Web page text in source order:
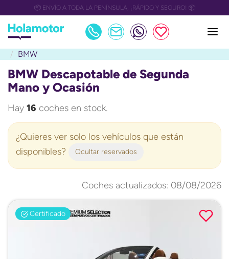
📅 OULET Grupo Safamotor hasta 15.000€ descuento📅
BMW
BMW Descapotable de Segunda
Mano y Ocasión
Hay 16 coches en stock.
¿Quieres ver solo los vehículos que están
disponibles?
Ocultar reservados
Coches actualizados: 08/08/2026
Certificado